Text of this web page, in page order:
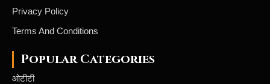
Privacy Policy
Terms And Conditions
Popular Categories
ओटीटी